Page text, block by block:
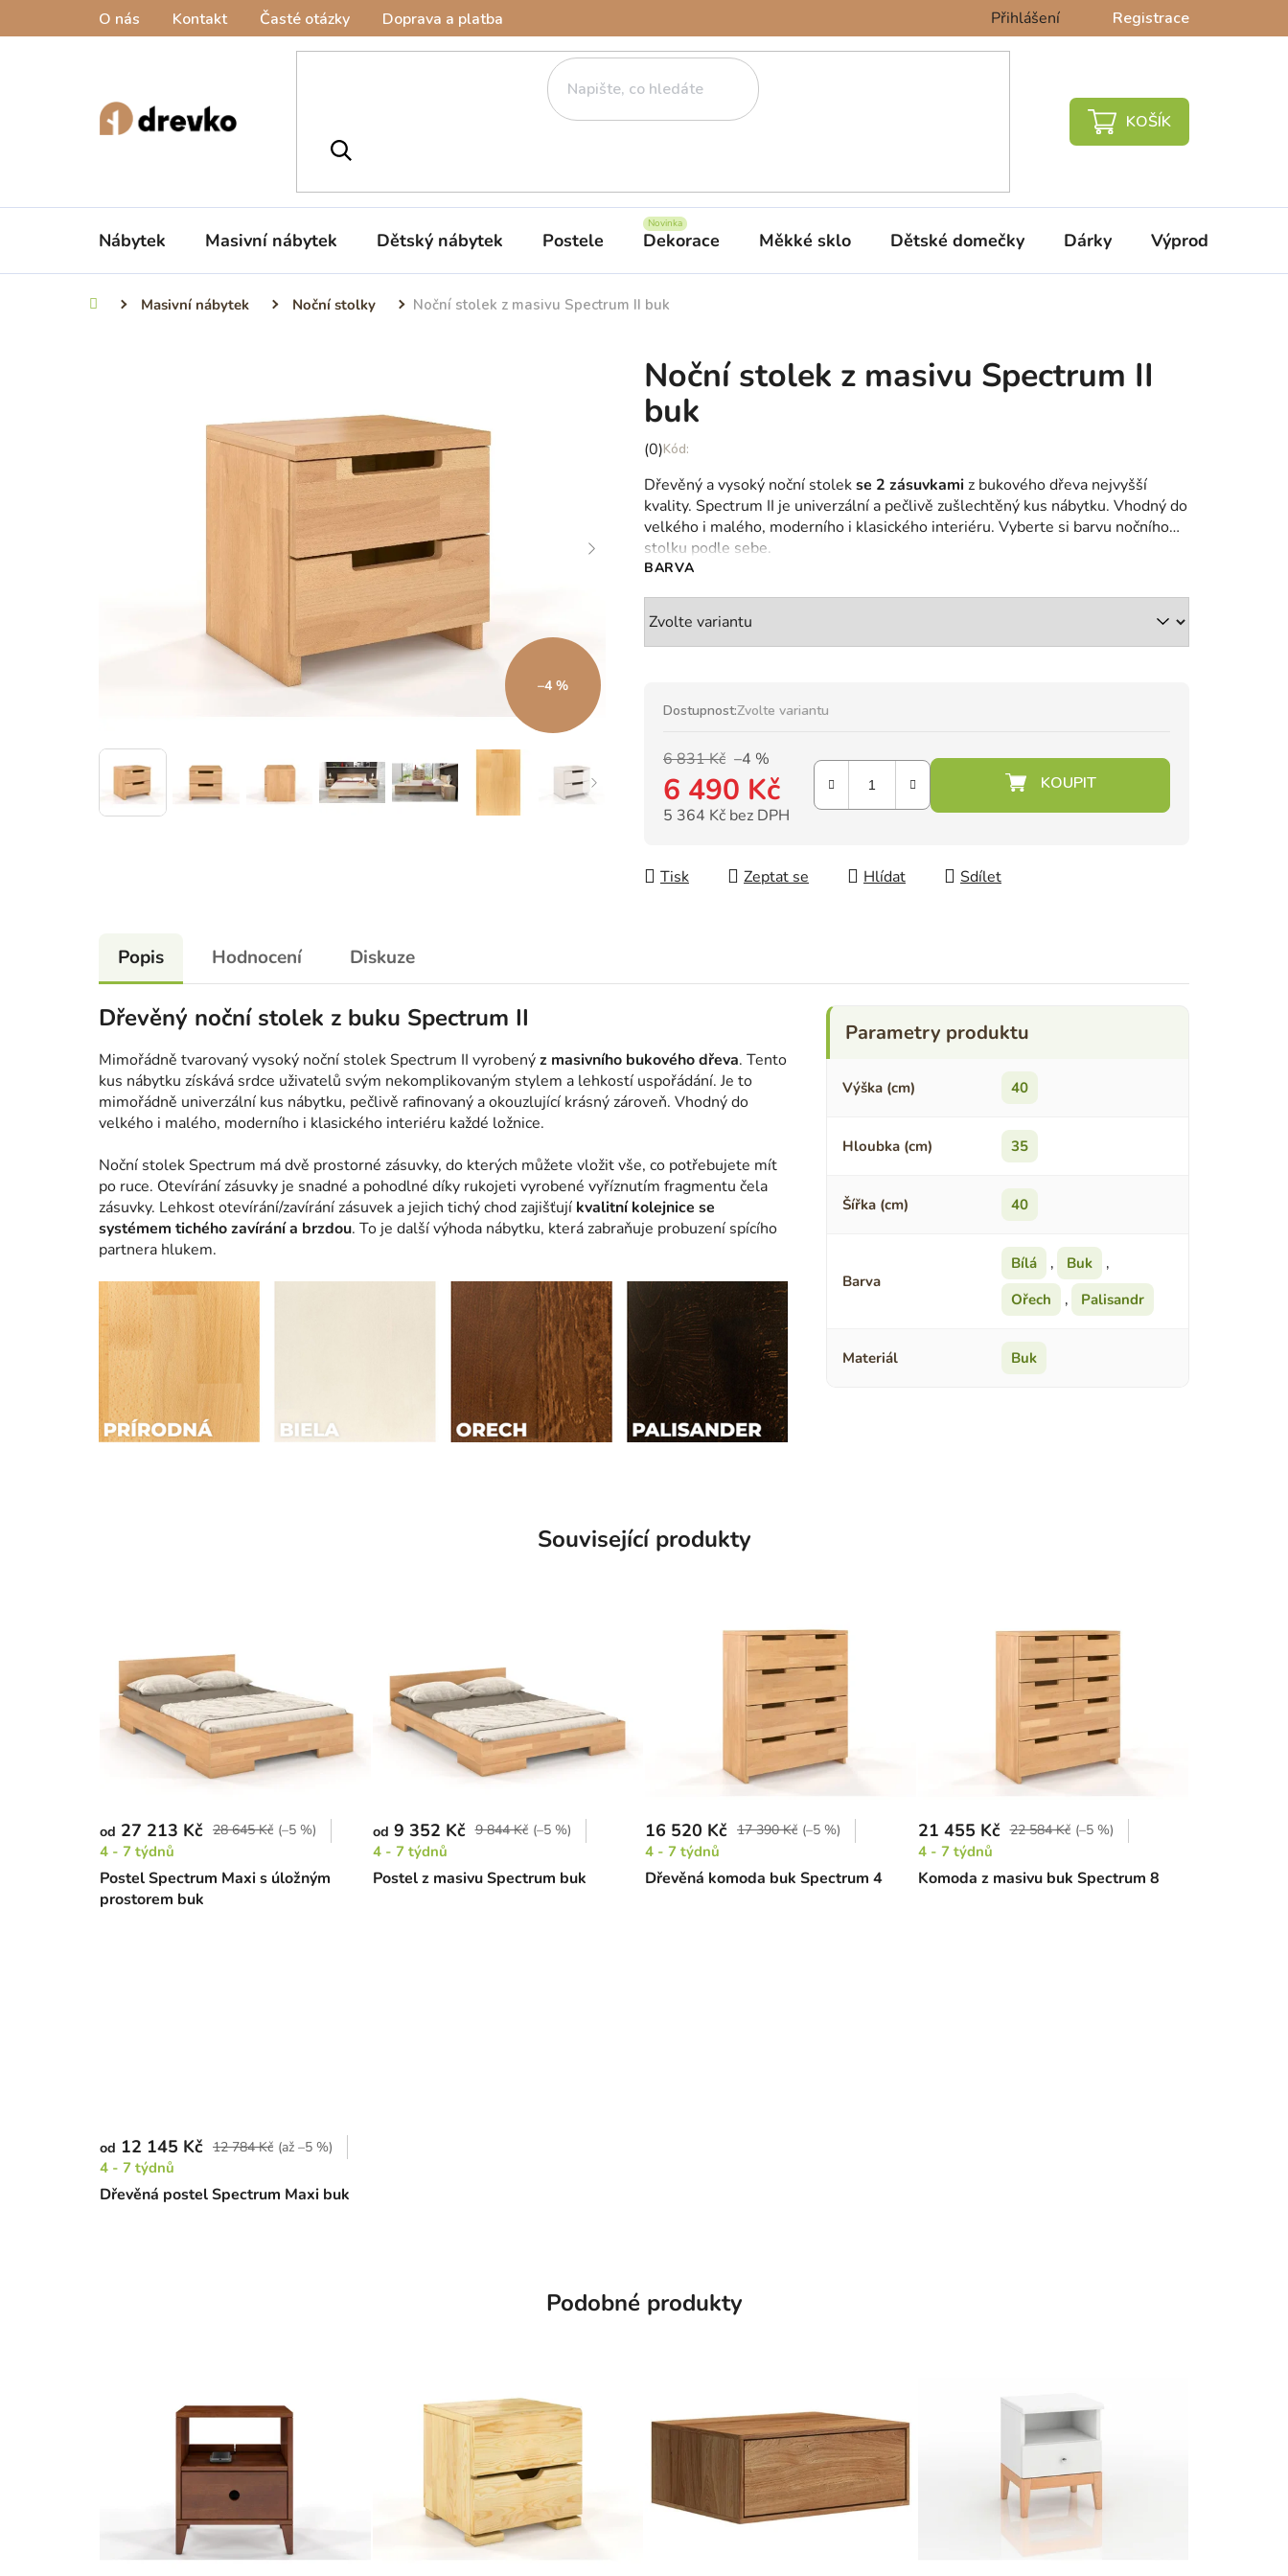
O nás Kontakt Časté otázky Doprava a platba Přihlášení Registrace
NÁKUPNÍ
Nábytek Masivní nábytek Dětský nábytek Postele Dekorace Měkké sklo Dětské domečky Dárky Výprodej %
Domů Masivní nábytek Noční stolky Noční stolek z masivu Spectrum II buk
Noční stolek z masivu Spectrum II
buk
Průměrné
produktu
je
0,0
z
5
hvězdiček.
(0)
Dřevěný a vysoký noční stolekse 2 zásuvkamiz bukového dřeva nejvyšší
kvality. Spectrum II je univerzální a pečlivě zušlechtěný kus nábytku. Vhodný do
velkého i malého, moderního i klasického interiéru. Vyberte si barvu nočního
stolku podle sebe.
BARVA
Dostupnost:Zvolte variantu
6 831 Kč –4 %
6 490 Kč
5 364 Kč bez DPH
Tisk
Zeptat se Hlídat Sdílet
–4 %
Popis Hodnocení Diskuze
Dřevěný noční stolek z buku Spectrum II
Mimořádně tvarovaný vysoký noční stolek Spectrum II vyrobenýz masivního bukového dřeva. Tento
kus nábytku získává srdce uživatelů svým nekomplikovaným stylem a lehkostí uspořádání. Je to
mimořádně univerzální kus nábytku, pečlivě rafinovaný a okouzlující krásný zároveň. Vhodný do
velkého i malého, moderního i klasického interiéru každé ložnice.
Noční stolek Spectrum má dvě prostorné zásuvky, do kterých můžete vložit vše, co potřebujete mít
po ruce. Otevírání zásuvky je snadné a pohodlné díky rukojeti vyrobené vyříznutím fragmentu čela
zásuvky. Lehkost otevírání/zavírání zásuvek a jejich tichý chod zajišťují kvalitní kolejnice se
systémem tichého zavírání a brzdou. To je další výhoda nábytku, která zabraňuje probuzení spícího
partnera hlukem.
Výška (cm) 40
Hloubka (cm) 35
Šířka (cm) 40
Barva
Bílá , Buk
,
Ořech
, Palisandr
Materiál Buk
Související produkty
Postel Spectrum Maxi s úložným
prostorem buk
od 27 213 Kč 28 645 Kč (–5 %)
4 - 7 týdnů
Postel z masivu Spectrum buk
od 9 352 Kč 9 844 Kč (–5 %)
4 - 7 týdnů
Dřevěná komoda buk Spectrum 4
16 520 Kč 17 390 Kč (–5 %)
4 - 7 týdnů
Komoda z masivu buk Spectrum 8
21 455 Kč 22 584 Kč (–5 %)
4 - 7 týdnů
Dřevěná postel Spectrum Maxi buk
od 12 145 Kč 12 784 Kč (až –5 %)
4 - 7 týdnů
Podobné produkty